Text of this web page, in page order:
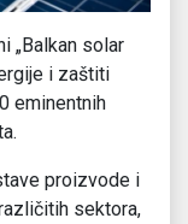
„Balkan solar
i zaštiti
eminentnih
proizvode i
sektora,